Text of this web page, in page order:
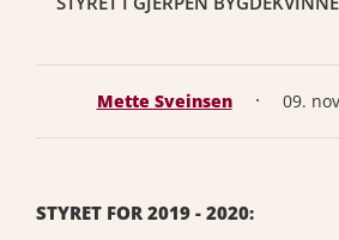
Mette Sveinsen · 09.
STYRET FOR 2019 - 2020: